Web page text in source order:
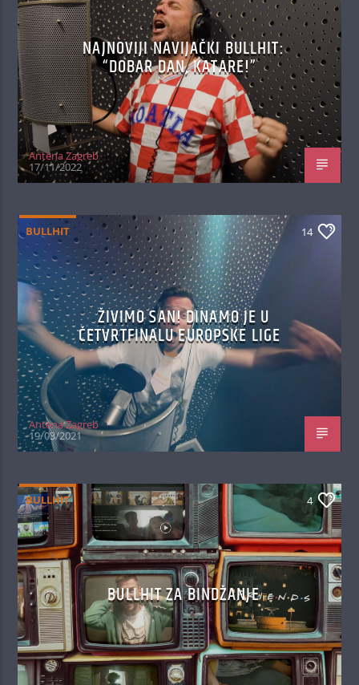
NAJNOVIJI NAVIJAČKI BULLHIT:
“DOBAR DAN, KATARE!”
Antena Zagreb
17/11/2022
BULLHIT 14
ŽIVIMO SAN! DINAMO JE U
ČETVRTFINALU EUROPSKE LIGE
Antena Zagreb
19/03/2021
BULLHIT 4
BULLHIT ZA BINDŽANJE